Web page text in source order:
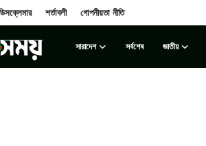
শর্তাবলী গোপনীয়তা নীতি
সারাদেশ সর্বশেষ জাতীয়